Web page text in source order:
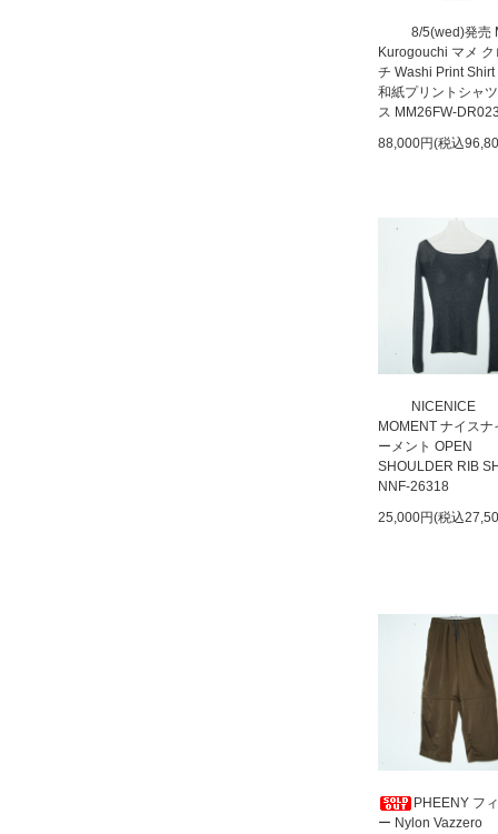
8/5(wed)発売
Kurogouchi マメ ク
チ Washi Print Shirt
和紙プリントシャ
ス MM26FW-
88,000円(税込
NICENICE
MOMENT ナイスナ
ーメント OPEN
SHOULDER RIB
NNF-26318
25,000円(税込
PHEENY フ
ー Nylon Vazzero